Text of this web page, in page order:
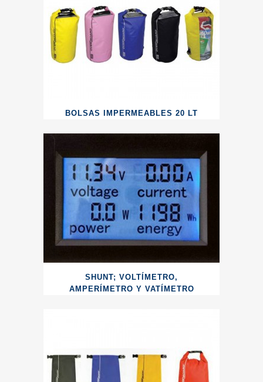
BOLSAS IMPERMEABLES 20 LT
SHUNT; VOLTÍMETRO,
AMPERÍMETRO Y VATÍMETRO